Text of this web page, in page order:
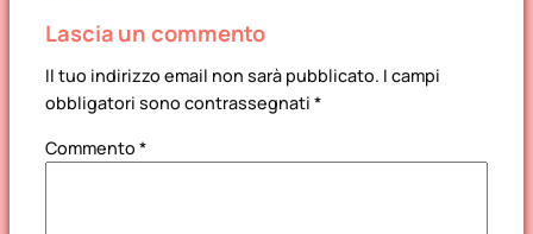
Lascia un commento
Il tuo indirizzo email non sarà pubblicato. I campi
obbligatori sono contrassegnati *
Commento *